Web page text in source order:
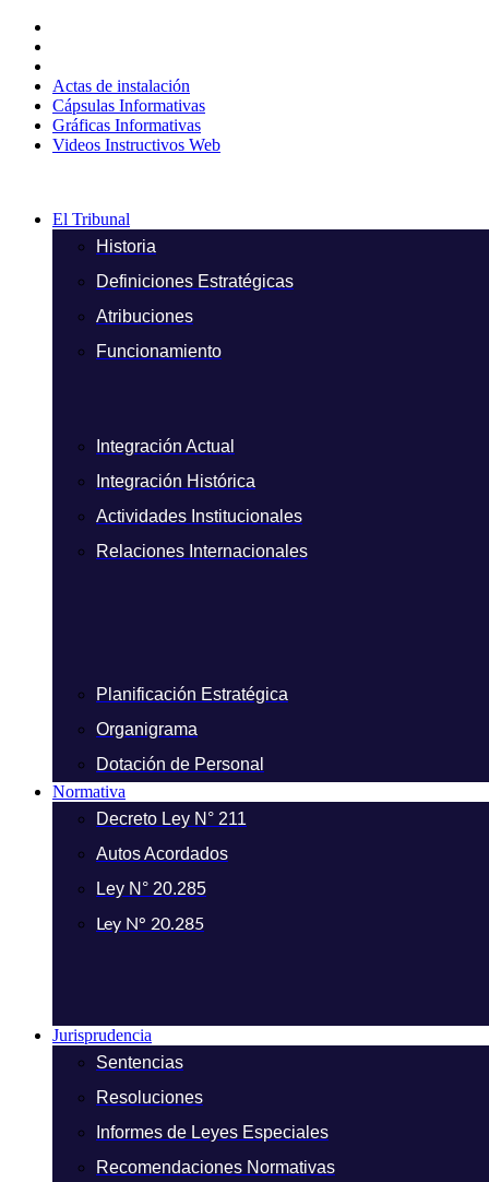
contenido
Actas de instalación
Cápsulas Informativas
Gráficas Informativas
Videos Instructivos Web
El Tribunal
Historia
Definiciones Estratégicas
Atribuciones
Funcionamiento
Integración Actual
Integración Histórica
Actividades Institucionales
Relaciones Internacionales
Planificación Estratégica
Organigrama
Dotación de Personal
Normativa
Decreto Ley N° 211
Autos Acordados
Ley N° 20.285
Ley N° 20.285
Jurisprudencia
Sentencias
Resoluciones
Informes de Leyes Especiales
Recomendaciones Normativas